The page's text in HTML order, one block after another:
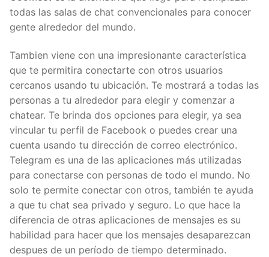
todas las salas de chat convencionales para conocer
gente alrededor del mundo.
Tambien viene con una impresionante característica
que te permitira conectarte con otros usuarios
cercanos usando tu ubicación. Te mostrará a todas las
personas a tu alrededor para elegir y comenzar a
chatear. Te brinda dos opciones para elegir, ya sea
vincular tu perfil de Facebook o puedes crear una
cuenta usando tu dirección de correo electrónico.
Telegram es una de las aplicaciones más utilizadas
para conectarse con personas de todo el mundo. No
solo te permite conectar con otros, también te ayuda
a que tu chat sea privado y seguro. Lo que hace la
diferencia de otras aplicaciones de mensajes es su
habilidad para hacer que los mensajes desaparezcan
despues de un período de tiempo determinado.